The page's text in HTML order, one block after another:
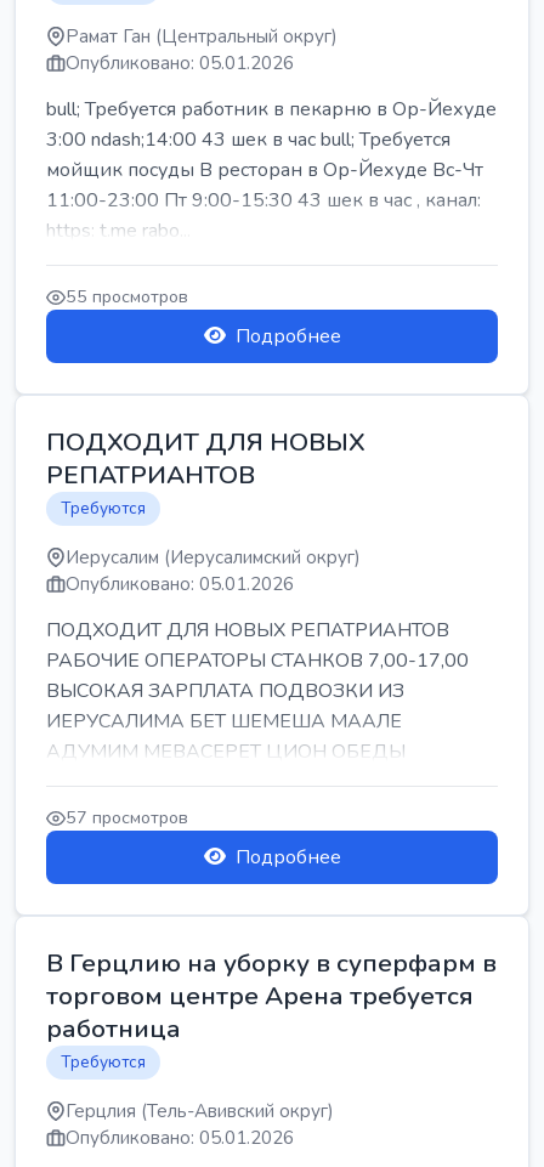
Рамат Ган (Центральный округ)
Опубликовано: 05.01.2026
bull; Требуется работник в пекарню в Ор-Йехуде
3:00 ndash;14:00 43 шек в час bull; Требуется
мойщик посуды В ресторан в Ор-Йехуде Вс-Чт
11:00-23:00 Пт 9:00-15:30 43 шек в час , канал:
https: t.me rabo...
55 просмотров
Подробнее
ПОДХОДИТ ДЛЯ НОВЫХ
РЕПАТРИАНТОВ
Требуются
Иерусалим (Иерусалимский округ)
Опубликовано: 05.01.2026
ПОДХОДИТ ДЛЯ НОВЫХ РЕПАТРИАНТОВ
РАБОЧИЕ ОПЕРАТОРЫ СТАНКОВ 7,00-17,00
ВЫСОКАЯ ЗАРПЛАТА ПОДВОЗКИ ИЗ
ИЕРУСАЛИМА БЕТ ШЕМЕША МААЛЕ
АДУМИМ МЕВАСЕРЕТ ЦИОН ОБЕДЫ
ПОДАРКИ КОРПОРАТИВЫ ИНГА
57 просмотров
Подробнее
В Герцлию на уборку в суперфарм в
торговом центре Арена требуется
работница
Требуются
Герцлия (Тель-Авивский округ)
Опубликовано: 05.01.2026